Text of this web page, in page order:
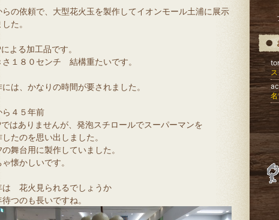
らの依頼で、大型花火玉を製作してイオンモール土浦に展示
た。
よる加工品です。
さ１８０センチ 結構重たいです。
には、かなりの時間が要されました。
ら４５年前
ではありませんが、発泡スチロールでスーパーマンを
たのを思い出しました。
舞台用に製作していました。
懐かしいです。
は 花火見られるでしょうか
つのも長いですね。